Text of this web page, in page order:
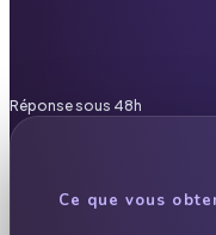
Réponse sous 48h
Ce que vous